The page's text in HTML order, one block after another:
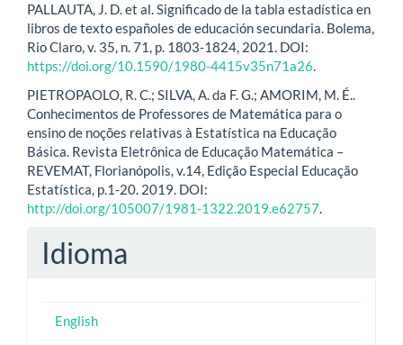
PALLAUTA, J. D. et al. Significado de la tabla estadística en
libros de texto españoles de educación secundaria. Bolema,
Rio Claro, v. 35, n. 71, p. 1803-1824, 2021. DOI:
https://doi.org/10.1590/1980-4415v35n71a26.
PIETROPAOLO, R. C.; SILVA, A. da F. G.; AMORIM, M. É..
Conhecimentos de Professores de Matemática para o
ensino de noções relativas à Estatística na Educação
Básica. Revista Eletrônica de Educação Matemática –
REVEMAT, Florianópolis, v.14, Edição Especial Educação
Estatística, p.1-20. 2019. DOI:
http://doi.org/105007/1981-1322.2019.e62757
Idioma
English